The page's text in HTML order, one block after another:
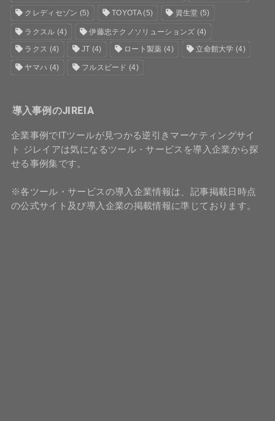
クレディセゾン (5) TOYOTA(5) 資生堂 (5)
ラクスル (4) 伊藤忠テクノソリューションズ (4)
ラクス (4) JT (4) ロート製薬 (4) 立命館大学 (4)
ヤマハ (4) フルスピード (4)
導入事例のJIREIA
企業事例でITツールが見つかる逆引きマーケティングサイ
ト ジレイアは気になるツール・サービスを導入企業から探
せる事例集です。
※各ツール・サービスの導入企業情報は、記事掲載日時点
の公式サイト及び導入企業の掲載情報に準じております。